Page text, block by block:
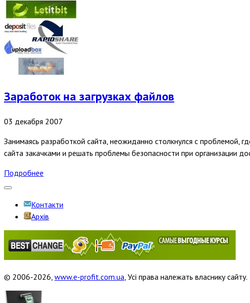
Заработок на загрузках файлов
03 декабря 2007
Занимаясь разработкой сайта, неожиданно столкнулся с проблемой,
сайта закачками и решать проблемы безопасности при организации
Подробнее
Контакти
Архів
© 2006-2026, www.e-profit.com.ua, Усі права належать власнику сайту.